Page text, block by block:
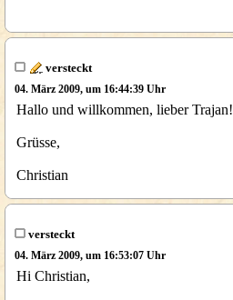
versteckt
04. März 2009, um 16:44:39 Uhr
Hallo und willkommen, lieber Trajan!
Grüsse,
Christian
versteckt
04. März 2009, um 16:53:07 Uhr
Hi Christian,